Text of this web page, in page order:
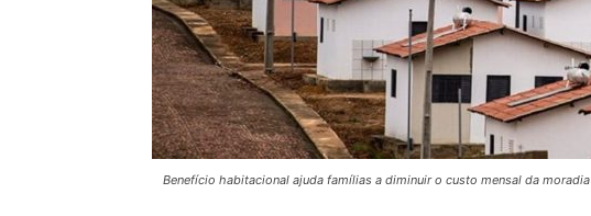
Benefício habitacional ajuda famílias a diminuir o custo mensal da moradia